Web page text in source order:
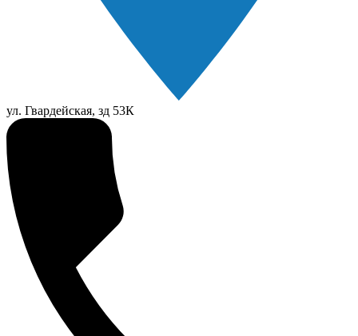
ул. Гвардейская, зд 53К